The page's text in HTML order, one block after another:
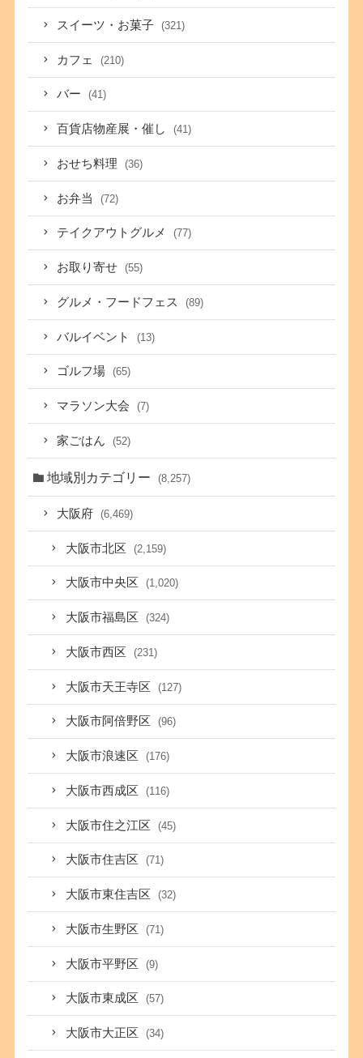
スイーツ・お菓子 (321)
カフェ (210)
バー (41)
百貨店物産展・催し (41)
おせち料理 (36)
お弁当 (72)
テイクアウトグルメ (77)
お取り寄せ (55)
グルメ・フードフェス (89)
バルイベント (13)
ゴルフ場 (65)
マラソン大会 (7)
家ごはん (52)
地域別カテゴリー (8,257)
大阪府 (6,469)
大阪市北区 (2,159)
大阪市中央区 (1,020)
大阪市福島区 (324)
大阪市西区 (231)
大阪市天王寺区 (127)
大阪市阿倍野区 (96)
大阪市浪速区 (176)
大阪市西成区 (116)
大阪市住之江区 (45)
大阪市住吉区 (71)
大阪市東住吉区 (32)
大阪市生野区 (71)
大阪市平野区 (9)
大阪市東成区 (57)
大阪市大正区 (34)